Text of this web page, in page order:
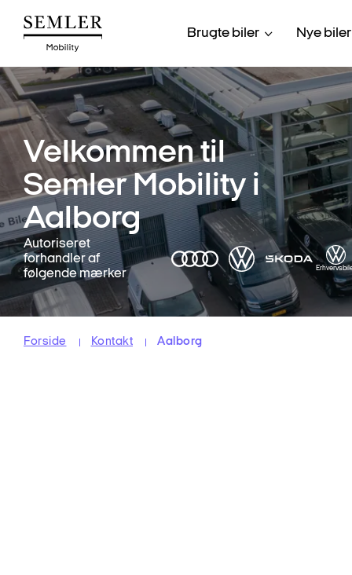
hovedindhold
Brugte biler Nye biler
Velkommen til
Semler Mobility i
Aalborg
Autoriseret
forhandler af
følgende mærker
Forside Kontakt Aalborg